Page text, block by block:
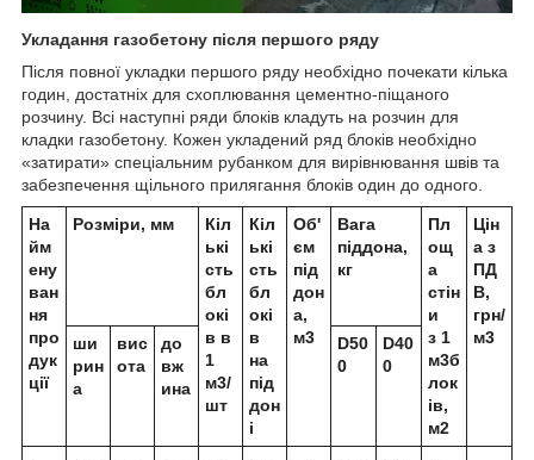
Укладання газобетону після першого ряду
Після повної укладки першого ряду необхідно почекати кілька
годин, достатніх для схоплювання цементно-піщаного
розчину. Всі наступні ряди блоків кладуть на розчин для
кладки газобетону. Кожен укладений ряд блоків необхідно
«затирати» спеціальним рубанком для вирівнювання швів та
забезпечення щільного прилягання блоків один до одного.
На
йм
ену
ван
ня
про
дук
ції
Розміри, мм
Кіл
ькі
сть
бл
окі
в в
1
м3/
шт
Кіл
ькі
сть
бл
окі
в
на
під
дон
і
Об'
єм
під
дон
а,
м3
Вага
піддона,
кг
Пл
ощ
а
стін
и
з 1
м3б
лок
ів,
м2
Цін
а з
ПД
В,
грн/
м3
ши
рин
а
вис
ота
до
вж
ина
D50
0
D40
0